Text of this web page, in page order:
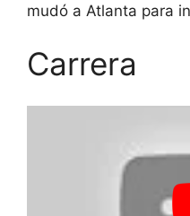
mudó a Atlanta para
Carrera